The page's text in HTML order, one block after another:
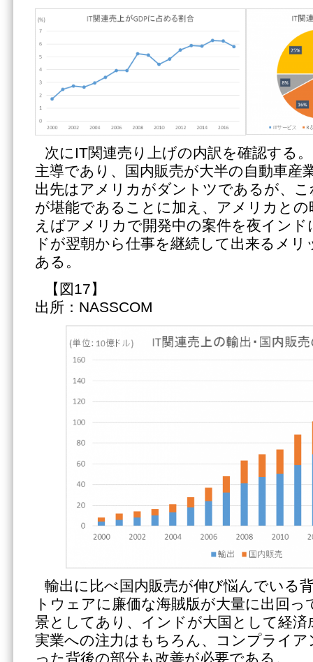
次にIT関連売り上げの内訳を確認する
主導であり、国内販売が大半の自動車産
出先はアメリカがダントツであるが、
が堪能であることに加え、アメリカとの
えばアメリカで開発中の案件を夜イン
ドが翌朝から仕事を継続して出来るメ
ある。
【図
出所：NASSCOM
輸出に比べ国内販売が伸び悩んでいる
トウェアに廉価な海賊版が大量に出回
景としてあり、インドが大国として経
実業への注力はもちろん、コンプライ
った背後の部分も改善が必要である。